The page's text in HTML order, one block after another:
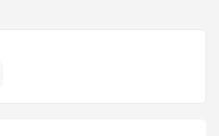
e-posta ile